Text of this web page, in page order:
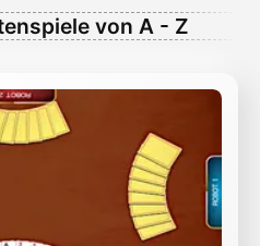
von A - Z